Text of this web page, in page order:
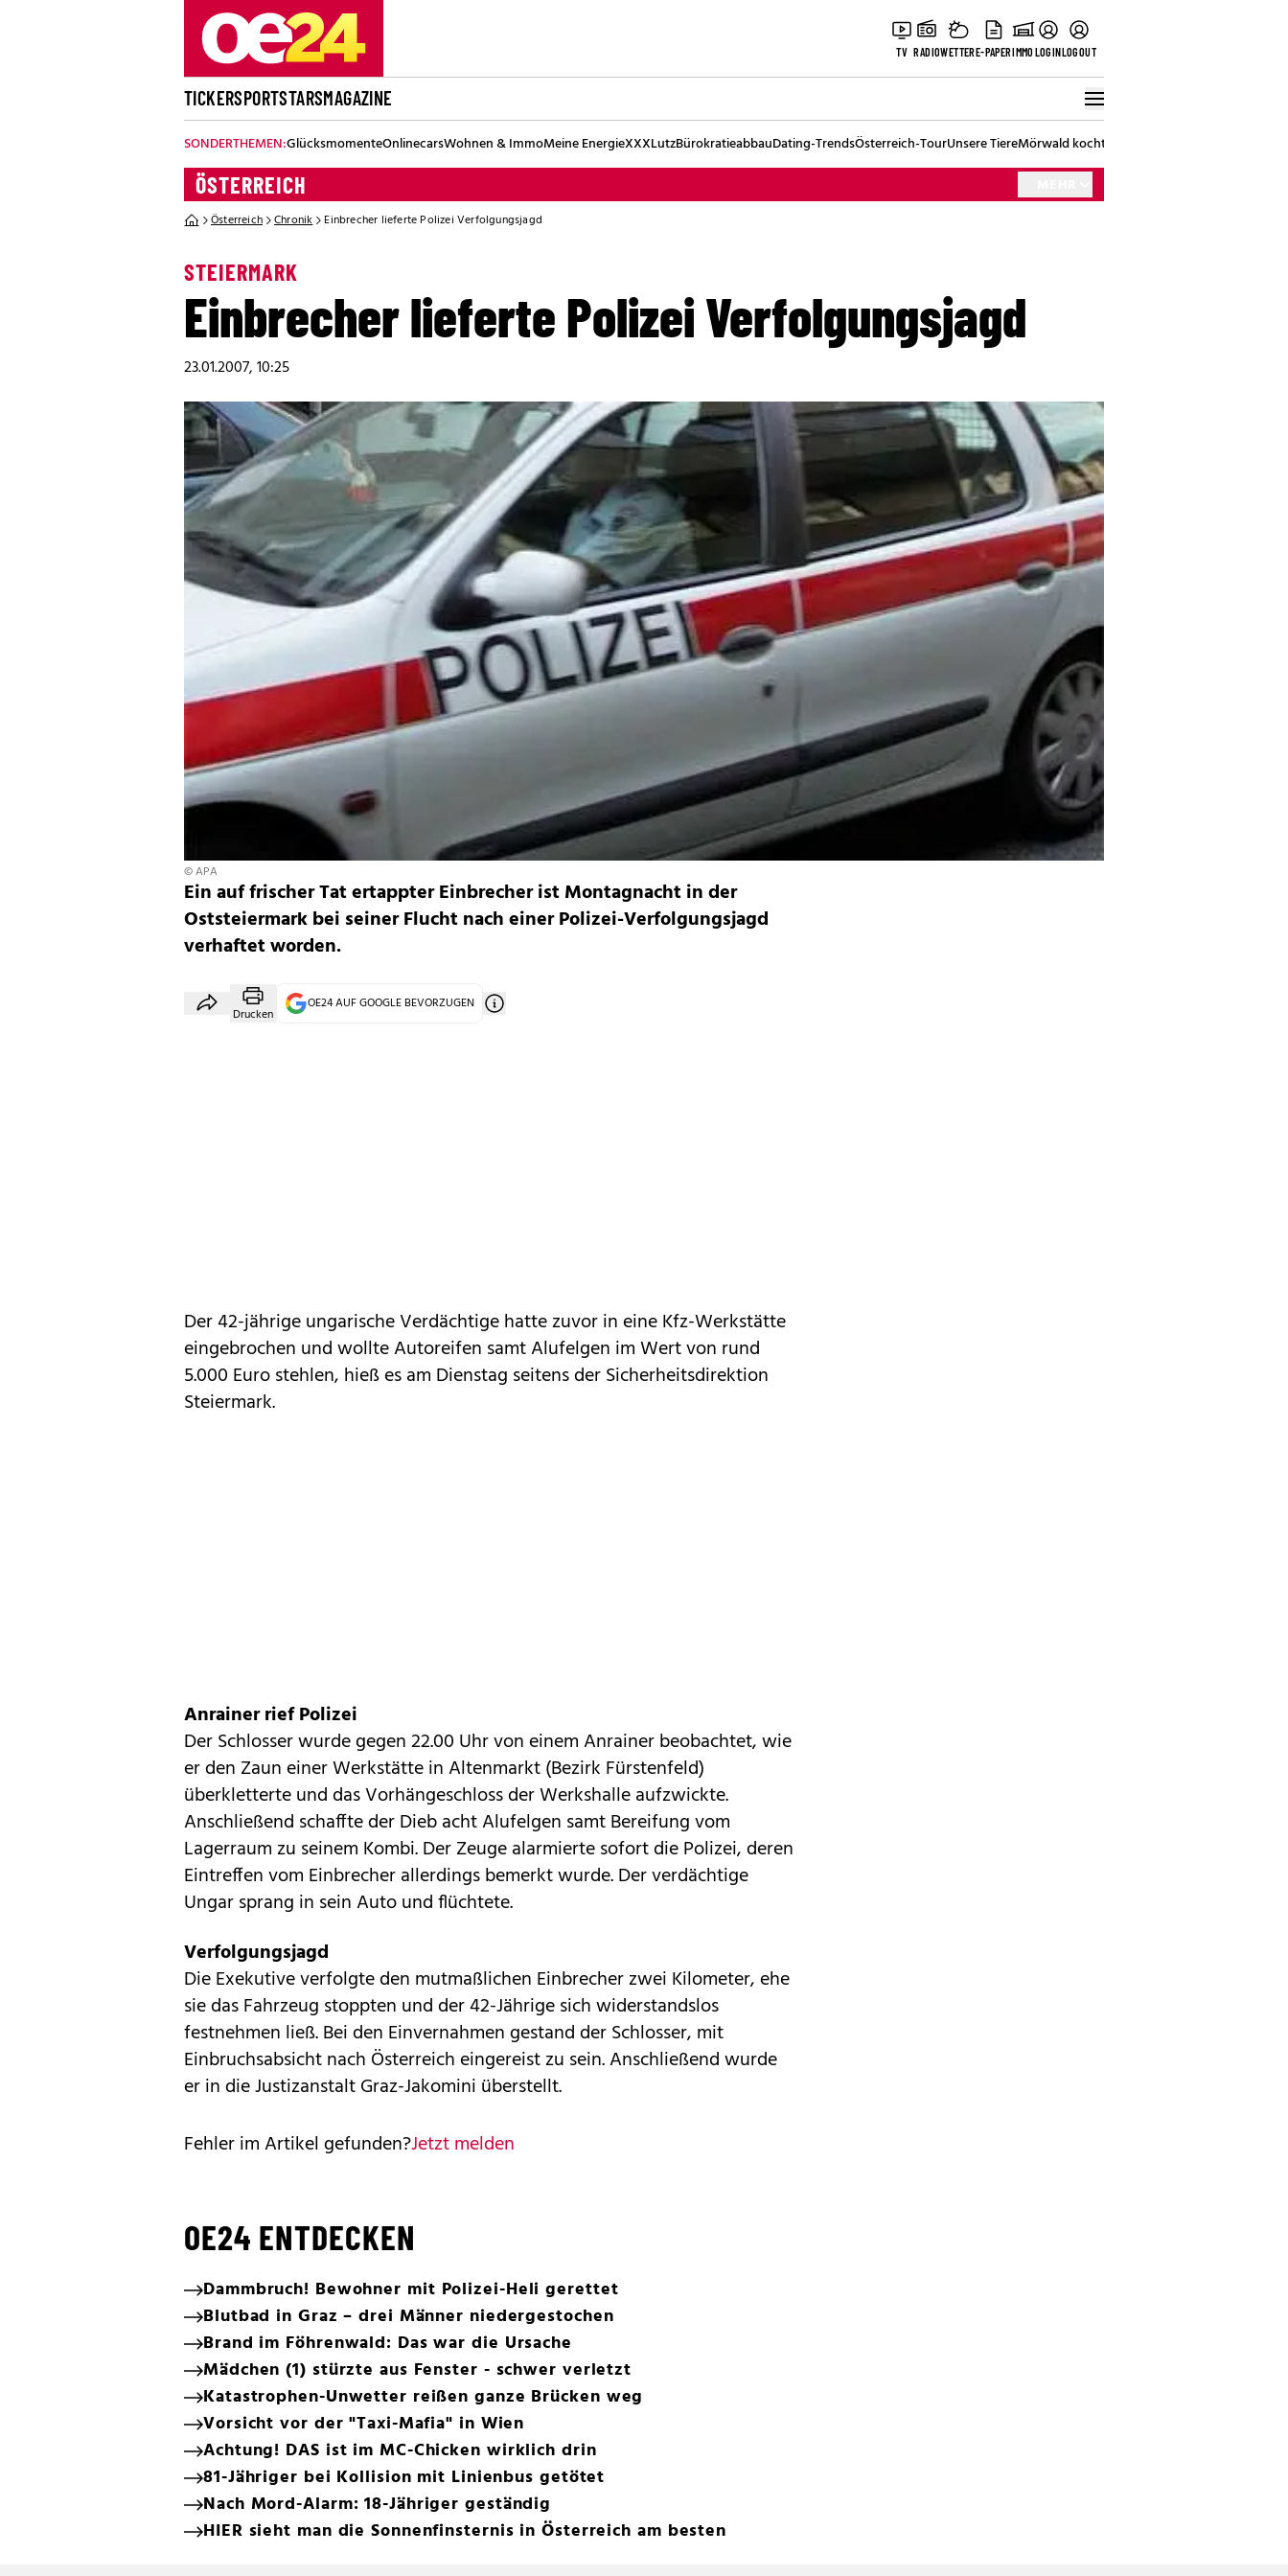
TV RADIOWETTERE-PAPERIMMOLOGINLOGOUT
TICKERSPORTSTARSMAGAZINE
SONDERTHEMEN:GlücksmomenteOnlinecarsWohnen & ImmoMeine EnergieXXXLutzBürokratieabbauDating-TrendsÖsterreich-TourUnsere TiereMörwald kocht
ÖSTERREICH
Österreich Chronik Einbrecher lieferte Polizei Verfolgungsjagd
STEIERMARK
Einbrecher lieferte Polizei Verfolgungsjagd
23.01.2007, 10:25
© APA
Ein auf frischer Tat ertappter Einbrecher ist Montagnacht in der
Oststeiermark bei seiner Flucht nach einer Polizei-Verfolgungsjagd
verhaftet worden.
Drucken
OE24 AUF GOOGLE BEVORZUGEN
Der 42-jährige ungarische Verdächtige hatte zuvor in eine Kfz-Werkstätte
eingebrochen und wollte Autoreifen samt Alufelgen im Wert von rund
5.000 Euro stehlen, hieß es am Dienstag seitens der Sicherheitsdirektion
Steiermark.
Anrainer rief Polizei
Der Schlosser wurde gegen 22.00 Uhr von einem Anrainer beobachtet, wie
er den Zaun einer Werkstätte in Altenmarkt (Bezirk Fürstenfeld)
überkletterte und das Vorhängeschloss der Werkshalle aufzwickte.
Anschließend schaffte der Dieb acht Alufelgen samt Bereifung vom
Lagerraum zu seinem Kombi. Der Zeuge alarmierte sofort die Polizei, deren
Eintreffen vom Einbrecher allerdings bemerkt wurde. Der verdächtige
Ungar sprang in sein Auto und flüchtete.
Verfolgungsjagd
Die Exekutive verfolgte den mutmaßlichen Einbrecher zwei Kilometer, ehe
sie das Fahrzeug stoppten und der 42-Jährige sich widerstandslos
festnehmen ließ. Bei den Einvernahmen gestand der Schlosser, mit
Einbruchsabsicht nach Österreich eingereist zu sein. Anschließend wurde
er in die Justizanstalt Graz-Jakomini überstellt.
Fehler im Artikel gefunden?Jetzt melden
OE24 ENTDECKEN
Dammbruch! Bewohner mit Polizei-Heli gerettet
Blutbad in Graz – drei Männer niedergestochen
Brand im Föhrenwald: Das war die Ursache
Mädchen (1) stürzte aus Fenster - schwer verletzt
Katastrophen-Unwetter reißen ganze Brücken weg
Vorsicht vor der "Taxi-Mafia" in Wien
Achtung! DAS ist im MC-Chicken wirklich drin
81-Jähriger bei Kollision mit Linienbus getötet
Nach Mord-Alarm: 18-Jähriger geständig
HIER sieht man die Sonnenfinsternis in Österreich am besten